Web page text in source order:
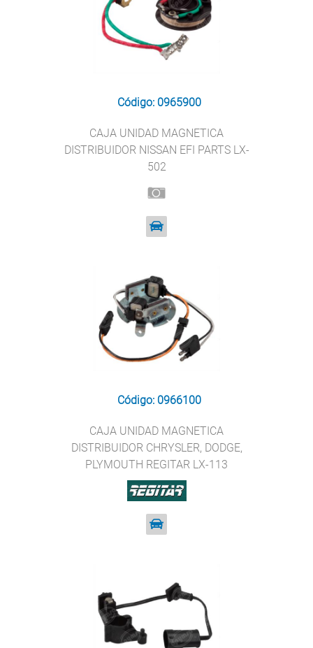
Código: 0965900
CAJA UNIDAD MAGNETICA
DISTRIBUIDOR NISSAN EFI PARTS LX-
502
Código: 0966100
CAJA UNIDAD MAGNETICA
DISTRIBUIDOR CHRYSLER, DODGE,
PLYMOUTH REGITAR LX-113